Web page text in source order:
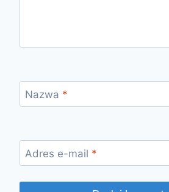
Nazwa *
Adres e-mail *